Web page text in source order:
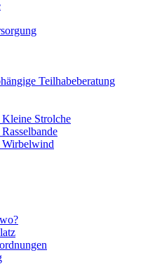
Teilhabeberatung
Kleine Strolche
Wirbelwind